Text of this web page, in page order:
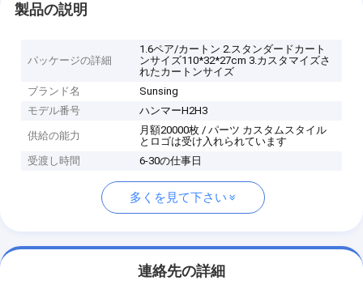
製品の説明
パッケージの詳細
1.6ペア/カートン 2.スタンダードカート
ンサイズ110*32*27cm 3.カスタマイズさ
れたカートンサイズ
ブランド名
Sunsing
モデル番号
ハンマーH2H3
供給の能力
月額20000枚 / パーツ カスタムスタイル
とロゴは受け入れられています
受渡し時間
6-30の仕事日
多くを見て下さい
連絡先の詳細